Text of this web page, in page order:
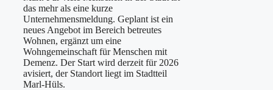
das mehr als eine kurze
Unternehmensmeldung. Geplant ist ein
neues Angebot im Bereich betreutes
Wohnen, ergänzt um eine
Wohngemeinschaft für Menschen mit
Demenz. Der Start wird derzeit für 2026
avisiert, der Standort liegt im Stadtteil
Marl-Hüls.